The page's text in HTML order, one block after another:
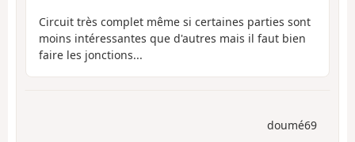
Circuit très complet même si certaines parties sont
moins intéressantes que d'autres mais il faut bien
faire les jonctions...
doumé69